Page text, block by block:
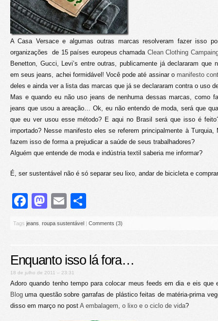
A Casa Versace e algumas outras marcas resolveram fazer isso
organizações de 15 países europeus chamada Clean Clothing
Benetton, Gucci, Levi’s entre outras, publicamente já declararam que
em seus jeans, achei formidável! Você pode até assinar o manifesto
deles e ainda ver a lista das marcas que já se declararam contra o uso
Mas e quando eu não uso jeans de nenhuma dessas marcas, como
jeans que usou a areação… Ok, eu não entendo de moda, será que
que eu ver usou esse método? E aqui no Brasil será que isso é
importado? Nesse manifesto eles se referem principalmente à
fazem isso de forma a prejudicar a saúde de seus trabalhadores?
Alguém que entende de moda e indústria textil saberia me informar?
É, ser sustentável não é só separar seu lixo, andar de bicicleta e
Facebook
Mastodon
Email
Tags jeans roupa sustentável | Comments (3)
Enquanto isso lá fora…
18 de julho de 2011 – 23:31
Adoro quando tenho tempo para colocar meus feeds em dia e eis que
Blog uma questão sobre garrafas de plástico feitas de matéria-prima
disso em março no post A embalagem, o lixo e o ciclo de vida?